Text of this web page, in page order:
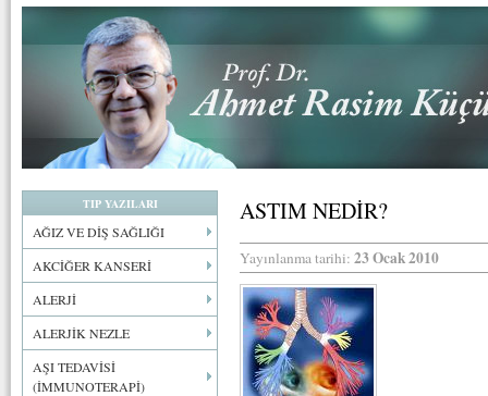
TIP YAZILARI
AĞIZ VE DİŞ SAĞLIĞI
AKCİĞER KANSERİ
ALERJİ
ALERJİK NEZLE
AŞI TEDAVİSİ
(İMMUNOTERAPİ)
ASTIM NEDİR?
Yayınlanma tarihi: 23 Ocak 2010